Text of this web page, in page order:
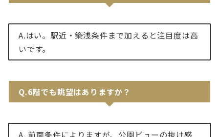
A.はい。駅近・築浅条件まで加えると注目度は高
いです。
Q.6階でも眺望はありますか？
A. 前面条件によりますが、公園ビューの抜け感